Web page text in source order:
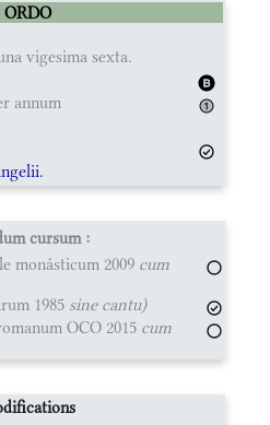
ORDO
vigesima sexta.
annum
cursum :
monásticum 2009 cum
1985 sine cantu)
OCO 2015 cum